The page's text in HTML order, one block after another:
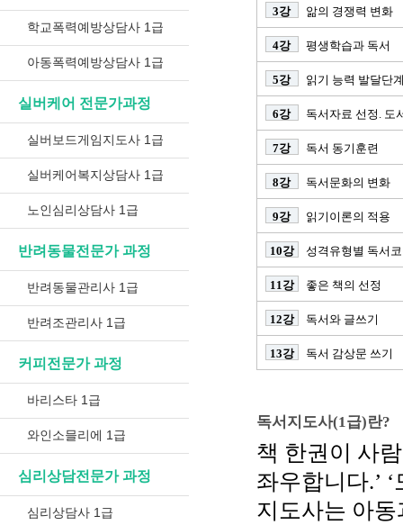
학교폭력예방상담사 1급
아동폭력예방상담사 1급
실버케어 전문가과정
실버보드게임지도사 1급
실버케어복지상담사 1급
노인심리상담사 1급
반려동물전문가 과정
반려동물관리사 1급
반려조관리사 1급
커피전문가 과정
바리스타 1급
와인소믈리에 1급
심리상담전문가 과정
심리상담사 1급
3강 앎의 경쟁력 변화
4강 평생학습과 독서
5강 읽기 능력 발달단
6강 독서자료 선정. 도
7강 독서 동기훈련
8강 독서문화의 변화
9강 읽기이론의 적용
10강 성격유형별 독서
11강 좋은 책의 선정
12강 독서와 글쓰기
13강 독서 감상문 쓰기
독서지도사(1급)란?
책 한권이 사
좌우합니다.’
지도사는 아